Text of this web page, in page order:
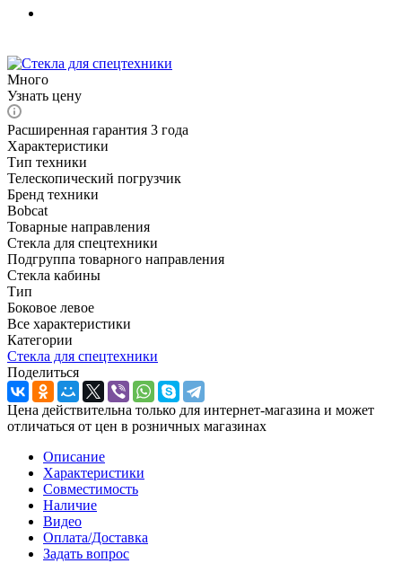
Много
Узнать цену
Расширенная гарантия 3 года
Характеристики
Тип техники
Телескопический погрузчик
Бренд техники
Bobcat
Товарные направления
Стекла для спецтехники
Подгруппа товарного направления
Стекла кабины
Тип
Боковое левое
Все характеристики
Категории
Стекла для спецтехники
Поделиться
Цена действительна только для интернет-магазина и может
отличаться от цен в розничных магазинах
Описание
Характеристики
Совместимость
Наличие
Видео
Оплата/Доставка
Задать вопрос